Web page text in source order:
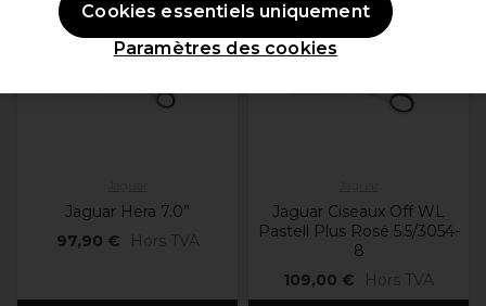
Jaguar Hera 7.0”
97,90 €
Hors TVA
Jaguar Ciseaux Off WL
Pastell Plus Rosé 5.5/3054-
8
109,00 €
Hors TVA
Paramètres des cookies
Cookies essentiels uniquement